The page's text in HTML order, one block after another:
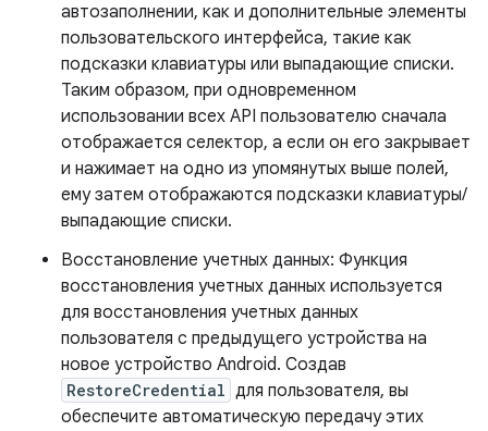
автозаполнении, как и дополнительные элементы
пользовательского интерфейса, такие как
подсказки клавиатуры или выпадающие списки.
Таким образом, при одновременном
использовании всех API пользователю сначала
отображается селектор, а если он его закрывает
и нажимает на одно из упомянутых выше полей,
ему затем отображаются подсказки клавиатуры/
выпадающие списки.
Восстановление учетных данных: Функция
восстановления учетных данных используется
для восстановления учетных данных
пользователя с предыдущего устройства на
новое устройство Android. Создав
RestoreCredential для пользователя, вы
обеспечите автоматическую передачу этих